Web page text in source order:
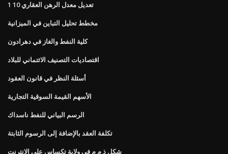
تعديل معدل الرهن العقاري 10 1
مخطط تحليل التباين في الميزانية
كلية النفط والغاز في دهرادون
اقتصاديات التصنيف الائتماني للبلاد
أسئلة النظر في قانون العقود
الأسهم القيمة السوقية التجارية
الرسم البياني للنفط ناسداك
تكلفة العقد بالإضافة إلى الرسوم الثابتة
شكل ذ م م في ولاية تكساس على الانترنت